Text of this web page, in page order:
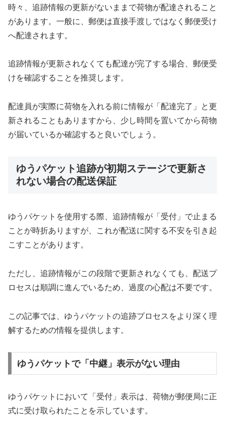
時々、追跡情報の更新がないままで荷物が配達されること
があります。一般に、郵便は直接手渡しではなく郵便受け
へ配達されます。
追跡情報が更新されなくても配達が完了する場合、郵便受
けを確認することを推奨します。
配達員が実際に荷物を入れる前に情報が「配達完了」と更
新されることもありますから、少し時間を置いてから荷物
が届いているか確認すると良いでしょう。
ゆうパケット追跡が初期ステージで更新さ
れない場合の配送保証
ゆうパケットを使用する際、追跡情報が「受付」で止まる
ことが時折ありますが、これが配送に関する不安を引き起
こすことがあります。
ただし、追跡情報がこの段階で更新されなくても、配送プ
ロセスは順調に進んでいるため、過度の心配は不要です。
この記事では、ゆうパケットの追跡プロセスをより深く理
解するための情報を提供します。
ゆうパケットで「中継」表示がない理由
ゆうパケットにおいて「受付」表示は、荷物が郵便局に正
式に受け取られたことを示しています。